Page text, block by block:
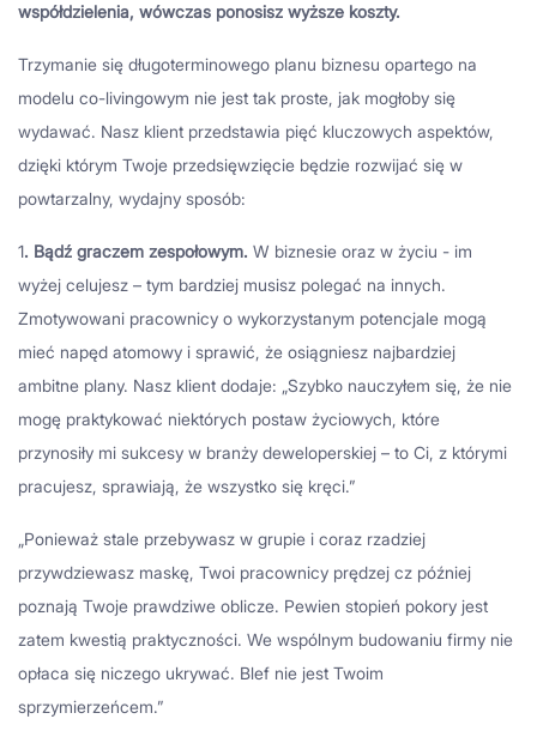
współdzielenia, wówczas ponosisz wyższe koszty.
Trzymanie się długoterminowego planu biznesu opartego na
modelu co-livingowym nie jest tak proste, jak mogłoby się
wydawać. Nasz klient przedstawia pięć kluczowych aspektów,
dzięki którym Twoje przedsięwzięcie będzie rozwijać się w
powtarzalny, wydajny sposób:
1. Bądź graczem zespołowym. W biznesie oraz w życiu - im
wyżej celujesz – tym bardziej musisz polegać na innych.
Zmotywowani pracownicy o wykorzystanym potencjale mogą
mieć napęd atomowy i sprawić, że osiągniesz najbardziej
ambitne plany. Nasz klient dodaje: „Szybko nauczyłem się, że nie
mogę praktykować niektórych postaw życiowych, które
przynosiły mi sukcesy w branży deweloperskiej – to Ci, z którymi
pracujesz, sprawiają, że wszystko się kręci.”
„Ponieważ stale przebywasz w grupie i coraz rzadziej
przywdziewasz maskę, Twoi pracownicy prędzej cz później
poznają Twoje prawdziwe oblicze. Pewien stopień pokory jest
zatem kwestią praktyczności. We wspólnym budowaniu firmy nie
opłaca się niczego ukrywać. Blef nie jest Twoim
sprzymierzeńcem.”